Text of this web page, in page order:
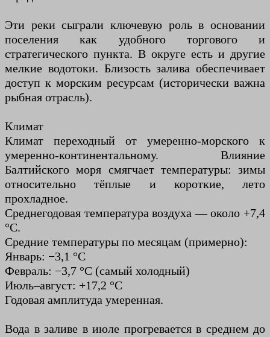
Эти реки сыграли ключевую роль в основании
поселения как удобного торгового и
стратегического пункта. В округе есть и другие
мелкие водотоки. Близость залива обеспечивает
доступ к морским ресурсам (исторически важна
рыбная отрасль).
Климат
Климат переходный от умеренно-морского к
умеренно-континентальному. Влияние
Балтийского моря смягчает температуры: зимы
относительно тёплые и короткие, лето
прохладное.
Среднегодовая температура воздуха — около +7,4
°C.
Средние температуры по месяцам (примерно):
Январь: −3,1 °C
Февраль: −3,7 °C (самый холодный)
Июль–август: +17,2 °C
Годовая амплитуда умеренная.
Вода в заливе в июле прогревается в среднем до